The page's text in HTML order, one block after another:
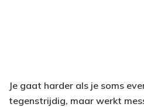
Je gaat harder als je soms
tegenstrijdig, maar werkt